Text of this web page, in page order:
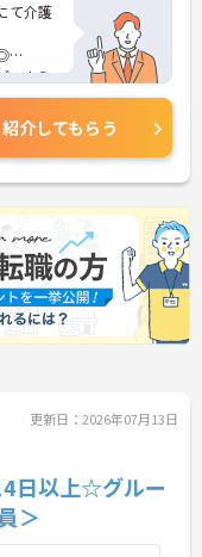
て介護
、さら
談くだ
紹介してもらう
更新日：2026年07月13日
日以上☆グルー
＞